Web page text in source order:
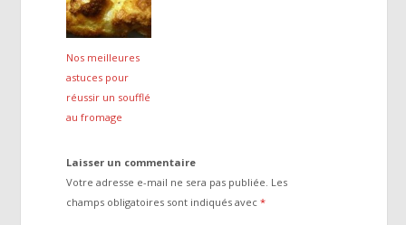
Nos meilleures
astuces pour
réussir un soufflé
au fromage
Laisser un commentaire
Votre adresse e-mail ne sera pas publiée. Les
champs obligatoires sont indiqués avec*